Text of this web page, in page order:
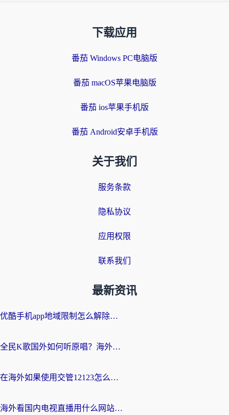
下载应用
番茄 Windows PC电脑版
番茄 macOS苹果电脑版
番茄 ios苹果手机版
番茄 Android安卓手机版
关于我们
服务条款
隐私协议
应用权限
联系我们
最新资讯
优酷手机app地域限制怎么解除？海外党亲测有效的追剧方案
全民K歌国外如何听原唱？海外党亲测有效的回国加速器选择指南
在海外如果使用交管12123怎么处理？留学生亲测有效的回国加速方案
海外看国内电视直播用什么网站比较好？一篇解决你所有追剧难题的实用指南